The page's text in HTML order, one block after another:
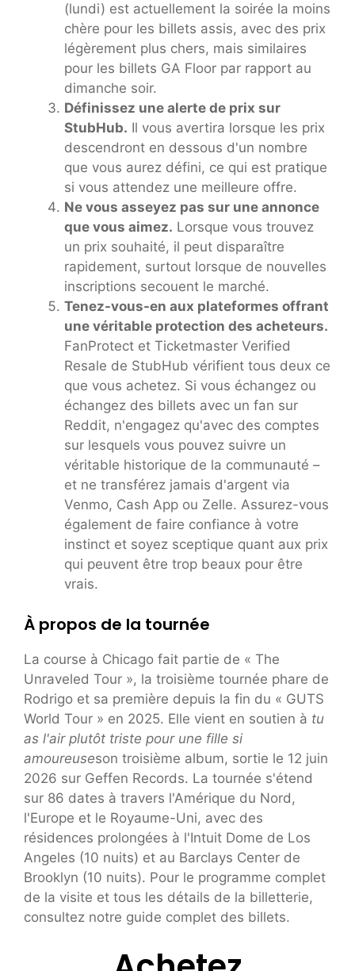
(lundi) est actuellement la soirée la moins
chère pour les billets assis, avec des prix
légèrement plus chers, mais similaires
pour les billets GA Floor par rapport au
dimanche soir.
Définissez une alerte de prix sur
StubHub. Il vous avertira lorsque les prix
descendront en dessous d'un nombre
que vous aurez défini, ce qui est pratique
si vous attendez une meilleure offre.
Ne vous asseyez pas sur une annonce
que vous aimez. Lorsque vous trouvez
un prix souhaité, il peut disparaître
rapidement, surtout lorsque de nouvelles
inscriptions secouent le marché.
Tenez-vous-en aux plateformes offrant
une véritable protection des acheteurs.
FanProtect et Ticketmaster Verified
Resale de StubHub vérifient tous deux ce
que vous achetez. Si vous échangez ou
échangez des billets avec un fan sur
Reddit, n'engagez qu'avec des comptes
sur lesquels vous pouvez suivre un
véritable historique de la communauté –
et ne transférez jamais d'argent via
Venmo, Cash App ou Zelle. Assurez-vous
également de faire confiance à votre
instinct et soyez sceptique quant aux prix
qui peuvent être trop beaux pour être
vrais.
À propos de la tournée
La course à Chicago fait partie de « The
Unraveled Tour », la troisième tournée phare de
Rodrigo et sa première depuis la fin du « GUTS
World Tour » en 2025. Elle vient en soutien à tu
as l'air plutôt triste pour une fille si
amoureuseson troisième album, sortie le 12 juin
2026 sur Geffen Records. La tournée s'étend
sur 86 dates à travers l'Amérique du Nord,
l'Europe et le Royaume-Uni, avec des
résidences prolongées à l'Intuit Dome de Los
Angeles (10 nuits) et au Barclays Center de
Brooklyn (10 nuits). Pour le programme complet
de la visite et tous les détails de la billetterie,
consultez notre guide complet des billets.